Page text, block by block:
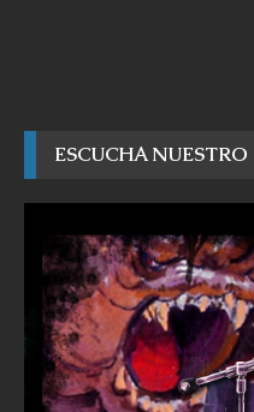
ESCUCHA